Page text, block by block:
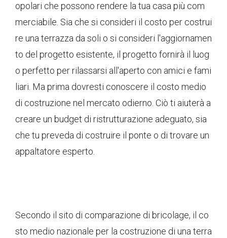
opolari che possono rendere la tua casa più com
merciabile. Sia che si consideri il costo per costrui
re una terrazza da soli o si consideri l'aggiornamen
to del progetto esistente, il progetto fornirà il luog
o perfetto per rilassarsi all'aperto con amici e fami
liari. Ma prima dovresti conoscere il costo medio
di costruzione nel mercato odierno. Ciò ti aiuterà a
creare un budget di ristrutturazione adeguato, sia
che tu preveda di costruire il ponte o di trovare un
appaltatore esperto.
Secondo il sito di comparazione di bricolage, il co
sto medio nazionale per la costruzione di una terra